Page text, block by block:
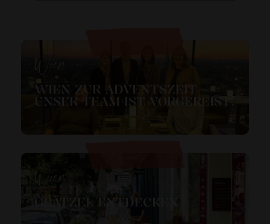
Wien
WIEN ZUR ADVENTSZEIT –
UNSER TEAM IST VORGEREIST!
Wien
GRÄTZEL ENTDECKEN